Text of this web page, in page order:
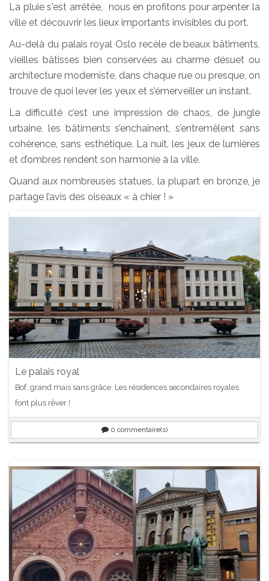
La pluie s'est arrêtée, nous en profitons pour arpenter la
ville et découvrir les lieux importants invisibles du port.
Au-delà du palais royal Oslo recèle de beaux bâtiments,
vieilles bâtisses bien conservées au charme désuet ou
architecture moderniste, dans chaque rue ou presque, on
trouve de quoi lever les yeux et s’émerveiller un instant.
La difficulté c’est une impression de chaos, de jungle
urbaine, les bâtiments s’enchaînent, s’entremêlent sans
cohérence, sans esthétique. La nuit, les jeux de lumières
et d’ombres rendent son harmonie à la ville.
Quand aux nombreuses statues, la plupart en bronze, je
partage l’avis des oiseaux « à chier ! »
Le palais royal
Bof, grand mais sans grâce. Les résidences secondaires royales
font plus rêver !
0 commentaire(s)